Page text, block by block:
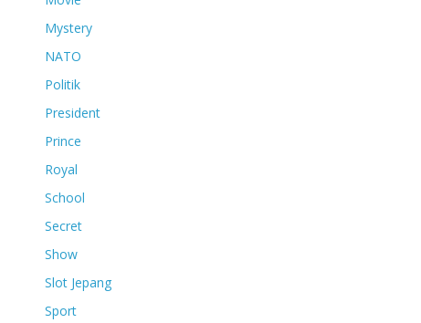
Mystery
NATO
Politik
President
Prince
Royal
School
Secret
Show
Slot Jepang
Sport